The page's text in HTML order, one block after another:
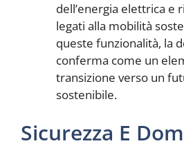
dell’energia elettrica e
legati alla mobilità
queste funzionalità, la
conferma come un
transizione verso un
sostenibile.
Sicurezza E